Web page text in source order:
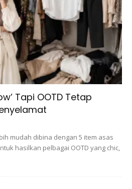
wanita sukar untuk
lain.
wanita tersebut mempunyai
atau masalah intim bersama
berjumpa dengan pakar atau
wanita memberitahu rakannya.
Tapi OOTD Tetap
mudah dibina dengan 5 item asas
hasilkan pelbagai OOTD yang chic,